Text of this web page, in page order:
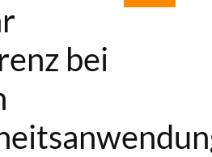
bei